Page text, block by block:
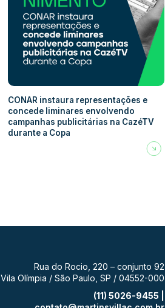
CONAR instaura representações e
concede liminares envolvendo
campanhas publicitárias na CazéTV
durante a Copa
Rua do Rocio, 220 – conjunto 92
Vila Olímpia / São Paulo, SP / 04552-000
(11) 5026-9455 |